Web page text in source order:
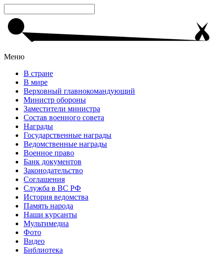
Меню
В стране
В мире
Верховный главнокомандующий
Министр обороны
Заместители министра
Состав военного совета
Награды
Государственные награды
Ведомственные награды
Военное право
Банк документов
Законодательство
Соглашения
Служба в ВС РФ
История ведомства
Память народа
Наши курсанты
Мультимедиа
Фото
Видео
Библиотека